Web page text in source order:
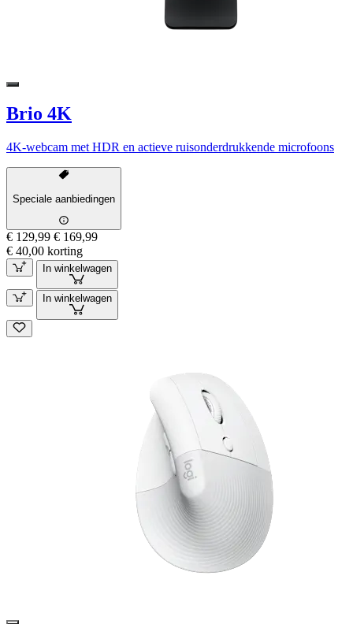
Brio 4K
4K-webcam met HDR en actieve ruisonderdrukkende microfoons
Speciale aanbiedingen
€ 129,99 € 169,99
€ 40,00 korting
In winkelwagen
In winkelwagen